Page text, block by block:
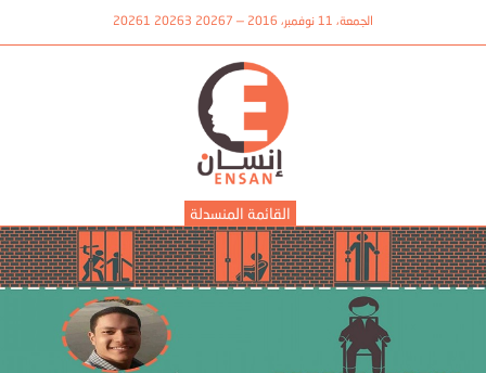
الجمعة، 11 نوفمبر، 2016 — 20267 20263 20261
القائمة المنسدلة